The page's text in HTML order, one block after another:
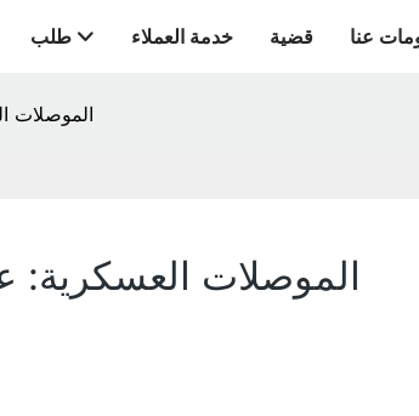
طلب خدمة العملاء قضية عنا
الموصلات
الموصلات العسكرية: